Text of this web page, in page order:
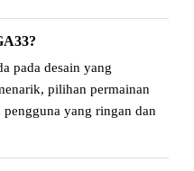
pada desain yang
pilihan permainan
pengguna yang ringan dan